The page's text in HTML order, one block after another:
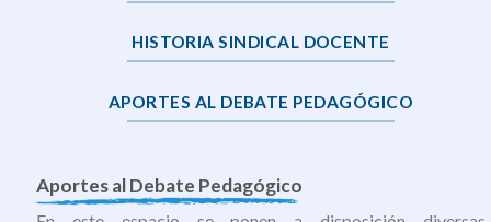
HISTORIA SINDICAL DOCENTE
APORTES AL DEBATE PEDAGÓGICO
Aportes al Debate Pedagógico